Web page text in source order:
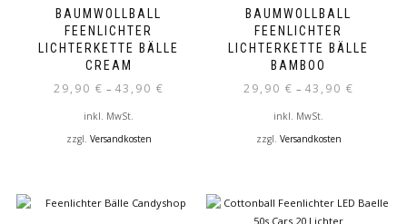
Optionen
können
auf
der
Produktseite
werden
auf.
Die
Optionen
können
Produktseite
gewählt
BAUMWOLLBALL
FEENLICHTER
LICHTERKETTE BÄLLE
CREAM
29,90 € – 43,90 €
inkl. MwSt.
zzgl. Versandkosten
BAUMWOLLBALL
FEENLICHTER
LICHTERKETTE BÄLLE
BAMBOO
29,90 € – 43,90 €
inkl. MwSt.
zzgl. Versandkosten